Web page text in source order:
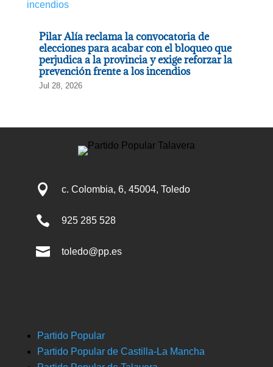
Pilar Alía reclama la convocatoria de
elecciones para acabar con el bloqueo que
perjudica a la provincia y exige reforzar la
prevención frente a los incendios
Jul 28, 2026
 c. Colombia, 6, 45004, Toledo
 925 285 528
 toledo@pp.es
Partido Popular
Partido Popular de Castilla-La Mancha